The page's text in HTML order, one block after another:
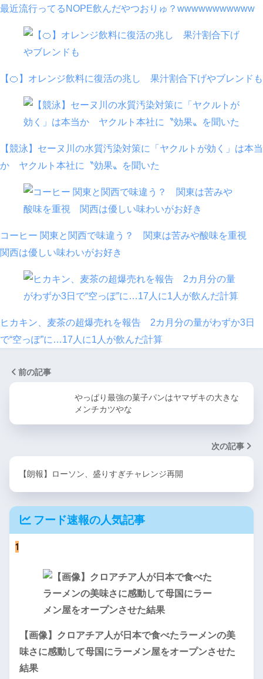
最近流行ってるNOPE飲んだやつおりゅ？wwwwwwwwwww
【🍊】オレンジ飲料に復活の兆し 果汁割合下げやブレンドも
【競泳】セーヌ川の水質汚染対策に「ヤクルトが効く」は本当
か ヤクルト本社に〝効果〟を聞いた
コーヒー 関東と関西で味違う？ 関東は苦みや酸味を重視
関西は優しい味わいがお好き
ヒカキン、麦茶の超爆売れを報告 2カ月分の量がわずか3日
で“空っぽ”に…17人に1人が飲んだ計算
前の記事
やっぱり最強の菓子パンはヤマザキの大きな
メンチカツやな
次の記事
【朗報】ローソン、盛りすぎチャレンジ再開
フード速報の人気記事
1
【画像】クロアチア人が日本で食べたラーメンの美
味さに感動して母国にラーメン屋をオープンさせた
結果